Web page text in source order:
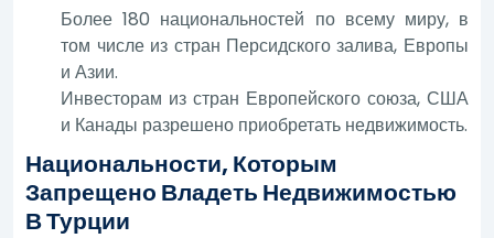
Более 180 национальностей по всему миру, в
том числе из стран Персидского залива, Европы
и Азии.
Инвесторам из стран Европейского союза, США
и Канады разрешено приобретать недвижимость.
Национальности, Которым
Запрещено Владеть Недвижимостью
В Турции